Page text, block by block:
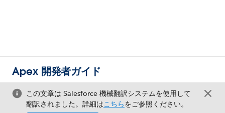
Apex 開発者ガイド
この文章は Salesforce 機械翻訳システムを使用して
翻訳されました。詳細はこちらをご参照ください。